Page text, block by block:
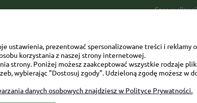
Czas
Mapa kategorii
ustawienia, prezentować spersonalizowane treści i reklamy
korzystania z naszej strony internetowej.
strony. Poniżej możesz zaakceptować wszystkie rodzaje
wybierając "Dostosuj zgody". Udzieloną zgodę możesz w
danych osobowych znajdziesz w Polityce Prywatności.